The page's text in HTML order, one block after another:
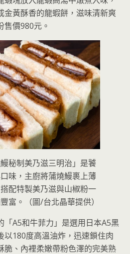
金黃酥香的龍蝦餅，滋味清新爽
售價980元。
秘制美乃滋三明治」是饕
味，主廚將蒲燒鰻裹上薄
配特製美乃滋與山椒粉一
富。（圖/台北晶華提供）
「A5和牛菲力」是選用日本A5黑
以180度高溫油炸，迅速鎖住肉
脆、內裡柔嫩帶粉色澤的完美熟